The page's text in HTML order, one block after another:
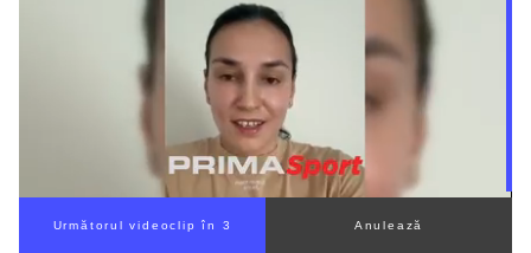
Următorul videoclip în 2 Anulează